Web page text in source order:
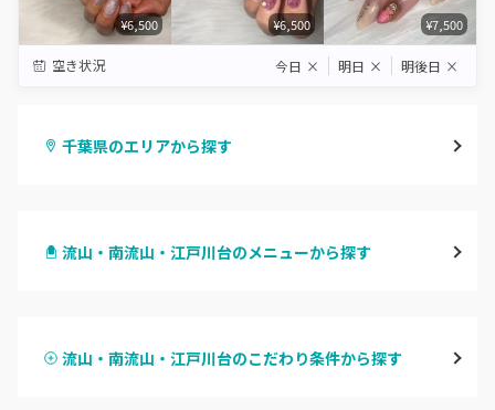
¥6,500 ¥6,500 ¥7,500
空き状況 今日 × 明日 × 明後日 ×
千葉県のエリアから探す
柏・南柏
流山・南流山・江戸川台のメニューから探す
ハンドスカルプ
流山・南流山・江戸川台のこだわり条件から探す